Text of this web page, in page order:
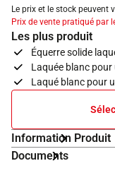
Le prix et le stock peuvent
Prix de vente pratiqué par
Les plus produit
Équerre solide
Laquée blanc
Laqué blanc pour
Information Produit
Documents